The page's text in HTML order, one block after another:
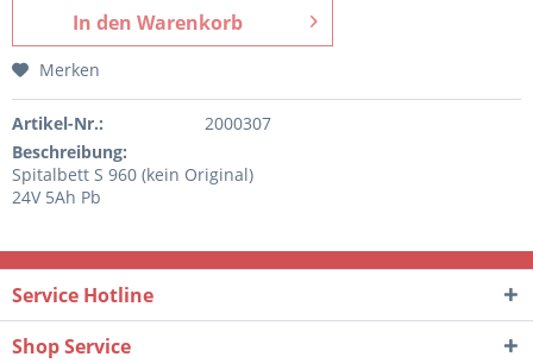
In den Warenkorb
Merken
Artikel-Nr.:
2000307
Beschreibung:
Spitalbett S 960 (kein Original)
24V 5Ah Pb
Service Hotline
Shop Service